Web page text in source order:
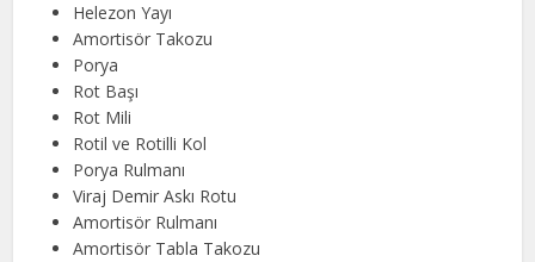
Helezon Yayı
Amortisör Takozu
Porya
Rot Başı
Rot Mili
Rotil ve Rotilli Kol
Porya Rulmanı
Viraj Demir Askı Rotu
Amortisör Rulmanı
Amortisör Tabla Takozu